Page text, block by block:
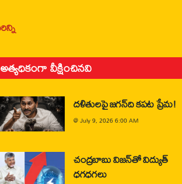
అత్యధికంగా వీక్షించినవి
దళితులపై జగన్‌ది కపట ప్రేమ!
@July 9, 2026 6:00 AM
చంద్రబాబు విజన్‌తో విద్యుత్
ధగధగలు